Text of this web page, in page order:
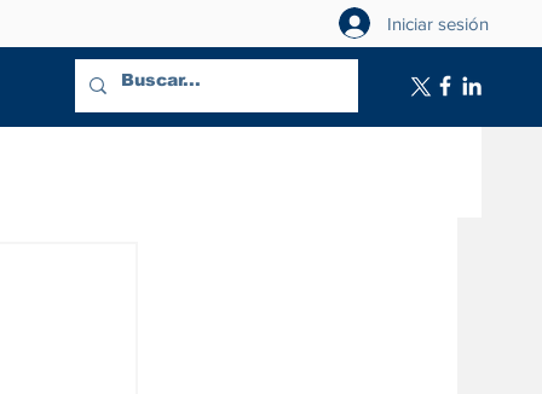
Iniciar sesión